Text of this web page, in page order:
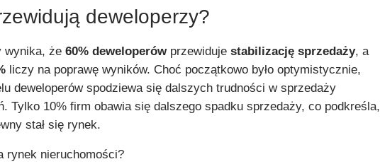
deweloperzy?
wynika, że60% deweloperówprzewidujestabilizację sprzedaży, a
liczy na poprawę wyników. Choć początkowo było optymistycznie,
deweloperów spodziewa się dalszych trudności w sprzedaży
Tylko 10% firm obawia się dalszego spadku sprzedaży, co podkreśla,
stał się rynek.
rynek nieruchomości?